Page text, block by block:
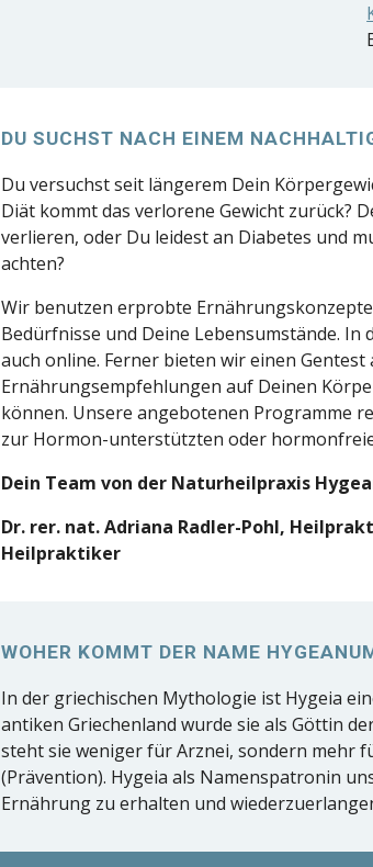
DU SUCHST NACH EINEM
Du versuchst seit längerem Dein
Diät kommt das verlorene Gewicht zurück?
verlieren, oder Du leidest an Diabetes und
achten?
Wir benutzen erprobte
Bedürfnisse und Deine Lebensumstände. In
auch online. Ferner bieten wir einen Gentest
Ernährungsempfehlungen auf Deinen
können. Unsere angebotenen Programme
zur Hormon-unterstützten oder
Dein Team von der Naturheilpraxis
Dr. rer. nat. Adriana Radler-Pohl,
Heilpraktiker
WOHER KOMMT DER NAME
In der griechischen Mythologie ist Hygeia
antiken Griechenland wurde sie als Göttin
steht sie weniger für Arznei, sondern mehr
(Prävention). Hygeia als Namenspatronin
Ernährung zu erhalten und